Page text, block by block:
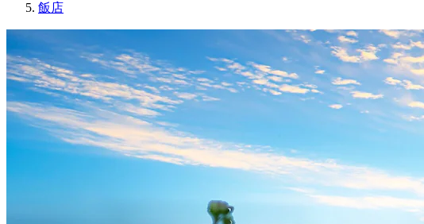
飯店